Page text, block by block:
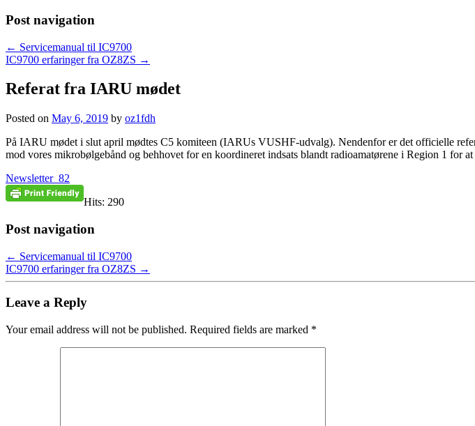
Post navigation
← Servicemanual til IC9700
IC9700 erfaringer fra OZ8ZS →
Referat fra IARU mødet
Posted on May 6, 2019 by oz1fdh
På IARU mødet i slut april mødtes C5 komiteen (IARUs VUSHF-udvalg). Nendenfor er det officielle
mod vores mikrobølgebånd og behhovet for en koordineret indsats blandt radioamatørene i Region 1 for
Newsletter_82
Hits: 290
Post navigation
← Servicemanual til IC9700
IC9700 erfaringer fra OZ8ZS →
Leave a Reply
Your email address will not be published. Required fields are marked *